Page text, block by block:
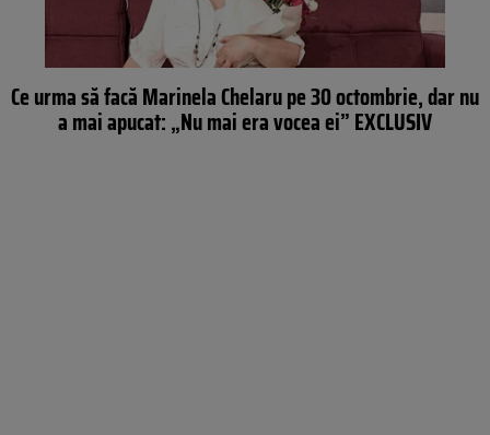
Ce urma să facă Marinela Chelaru pe 30 octombrie, dar nu
a mai apucat: „Nu mai era vocea ei” EXCLUSIV